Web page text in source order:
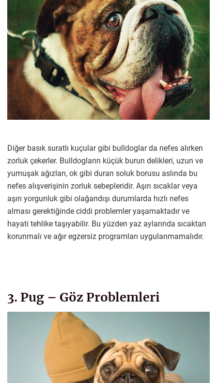
Diğer basık suratlı kuçular gibi bulldoglar da nefes alırken
zorluk çekerler. Bulldogların küçük burun delikleri, uzun ve
yumuşak ağızları, ok gibi duran soluk borusu aslında bu
nefes alışverişinin zorluk sebepleridir. Aşırı sıcaklar veya
aşırı yorgunluk gibi olağandışı durumlarda hızlı nefes
alması gerektiğinde ciddi problemler yaşamaktadır ve
hayati tehlike taşıyabilir. Bu yüzden yaz aylarında sıcaktan
korunmalı ve ağır egzersiz programları uygulanmamalıdır.
3. Pug – Göz Problemleri